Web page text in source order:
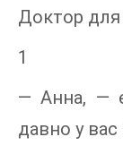
Доктор
1
— Анна, —
давно у